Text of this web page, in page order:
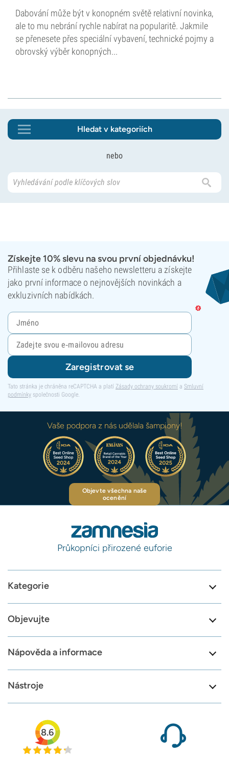
Dabování může být v konopném světě relativní novinka,
ale to mu nebrání rychle nabírat na popularitě. Jakmile
se přenesete přes speciální vybavení, technické pojmy a
obrovský výběr konopných...
Hledat v kategoriích
nebo
Získejte 10% slevu na svou první objednávku!
Přihlaste se k odběru našeho newsletteru a získejte
jako první informace o nejnovějších novinkách a
exkluzivních nabídkách.
Zaregistrovat se
Tato stránka je chráněna reCAPTCHA a platí Zásady ochrany soukromí a Smluvní
podmínky společnosti Google.
Vaše podpora z nás udělala šampiony!
Objevte všechna naše
ocenění
Průkopníci přirozené euforie
Kategorie
Objevujte
Nápověda a informace
Nástroje
8.6